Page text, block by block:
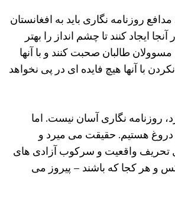
روزنامه‌ نگاری باید به افغانستان
ایجاد کنند تا چشم‌ انداز را بهتر
مسوولان طالبان صحبت کنند و با آنها
با آنها هیچ فایده ای در پی نخواهد
روزنامه نگاری آسان نیست. اما
دروغ هستیم. حقیقت می میرد و
تحریف واقعیت و سرکوب آزادی های
و هر کجا که باشند – پیروز می